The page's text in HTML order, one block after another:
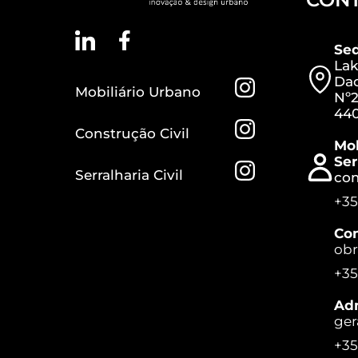
Mobiliário Urbano
Construção Civil
Serralharia Civil